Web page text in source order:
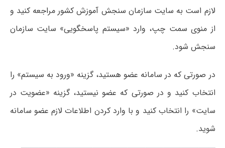
لازم است به سایت سازمان سنجش آموزش کشور مراجعه کنید و
از منوی سمت چپ، وارد «سیستم پاسخگویی» سایت سازمان
سنجش شود.
در صورتی که در سامانه عضو هستید، گزینه «ورود به سیستم» را
انتخاب کنید و در صورتی که عضو نیستید، گزینه «عضویت در
سایت» را انتخاب کنید و با وارد کردن اطلاعات لازم عضو سامانه
شوید.